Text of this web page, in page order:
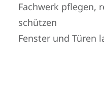
Fachwerk pflegen,
schützen
Fenster und Türen